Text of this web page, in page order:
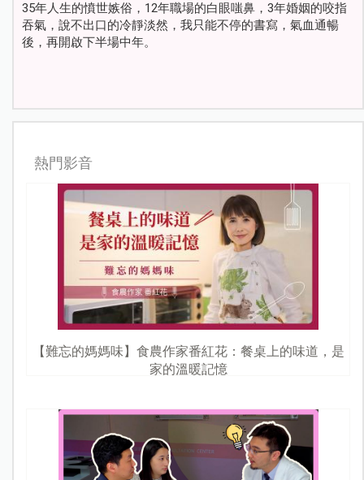
35年人生的憤世嫉俗，12年職場的白眼嗤鼻，3年婚姻的咬指
吞氣，說不出口的冷靜淡然，我只能不停的書寫，氣血通暢
後，再開啟下半場中年。
熱門影音
【難忘的媽媽味】食農作家番紅花：餐桌上的味道，是
家的溫暖記憶